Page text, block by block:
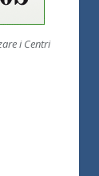
i Centri